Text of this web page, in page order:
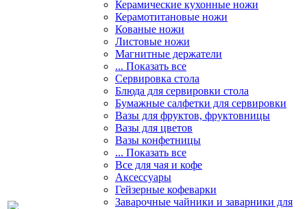
Керамические кухонные ножи
Керамотитановые ножи
Кованые ножи
Листовые ножи
Магнитные держатели
... Показать все
Сервировка стола
Блюда для сервировки стола
Бумажные салфетки для сервировки
Вазы для фруктов, фруктовницы
Вазы для цветов
Вазы конфетницы
... Показать все
Все для чая и кофе
Аксессуары
Гейзерные кофеварки
Заварочные чайники и заварники для